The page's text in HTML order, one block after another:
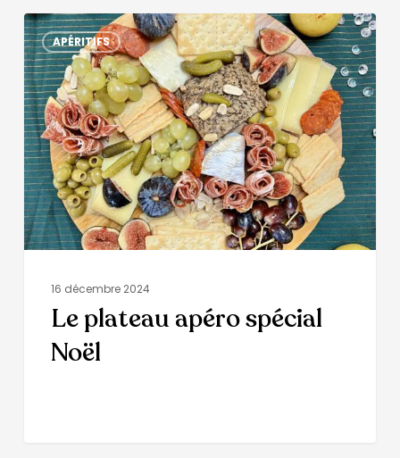
APÉRITIFS
16 décembre 2024
Le plateau apéro spécial
Noël